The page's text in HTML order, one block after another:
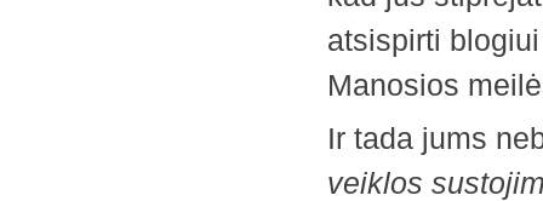
atsispirti
Manosios
Ir tada jums
veiklos